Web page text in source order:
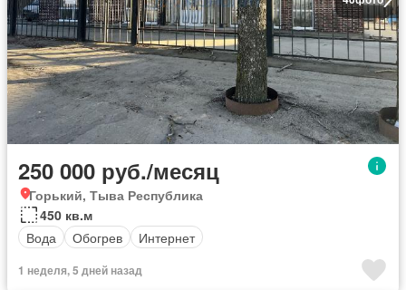
250 000 руб./месяц
Горький, Тыва Республика
450 кв.м
Вода
Обогрев Интернет
1 неделя, 5 дней назад